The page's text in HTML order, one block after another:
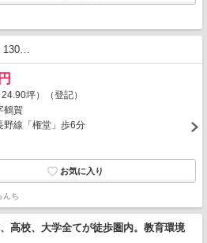
130…
坪）（登記）
鶴賀
野線「権堂」歩6分
んち
高校、大学全てが徒歩圏内。教育環境